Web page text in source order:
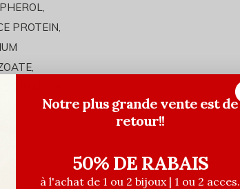
PROTEIN,
LINALOOL,
Notre plus grande vente est de
retour!!
50% DE RABAIS
à l'achat de 1 ou 2 bijoux | 1 ou 2 acces.